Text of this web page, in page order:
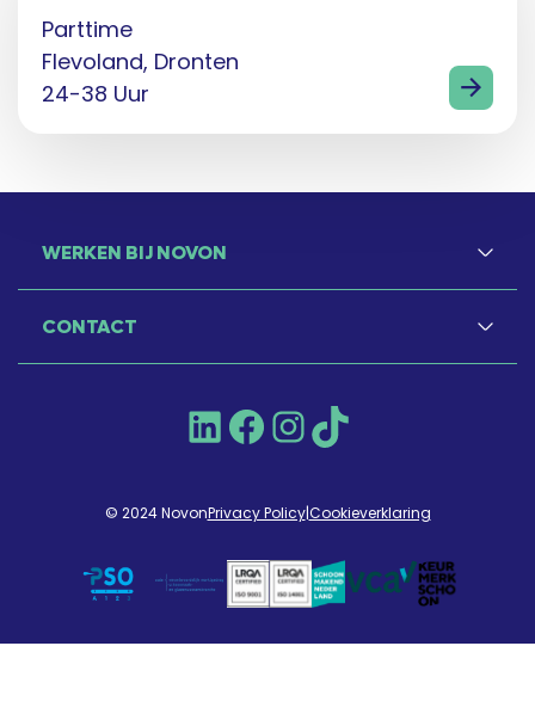
Parttime
Flevoland, Dronten
24-38 Uur
WERKEN BIJ NOVON
CONTACT
LinkedInFacebookInstagram
TikTok
© 2024 NovonPrivacy Policy|Cookieverklaring